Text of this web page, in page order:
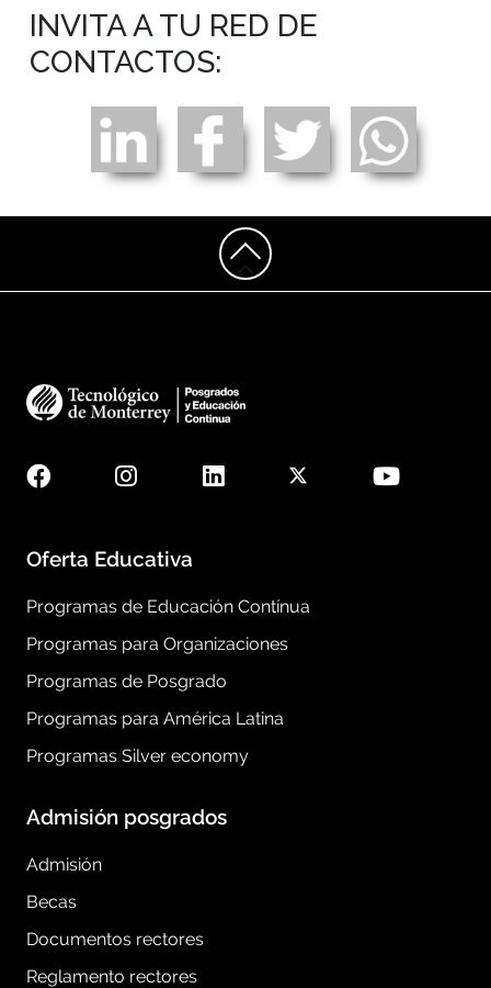
INVITA A TU RED DE
CONTACTOS:
Oferta Educativa
Programas de Educación Contínua
Programas para Organizaciones
Programas de Posgrado
Programas para América Latina
Programas Silver economy
Admisión posgrados
Admisión
Becas
Documentos rectores
Reglamento rectores